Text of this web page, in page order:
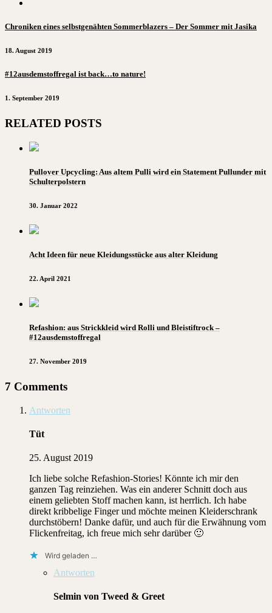
Chroniken eines selbstgenähten Sommerblazers – Der Sommer mit Jasika
18. August 2019
#12ausdemstoffregal ist back…to nature!
1. September 2019
RELATED POSTS
Pullover Upcycling: Aus altem Pulli wird ein Statement Pullunder mit
Schulterpolstern
30. Januar 2022
Acht Ideen für neue Kleidungsstücke aus alter Kleidung
22. April 2021
Refashion: aus Strickkleid wird Rolli und Bleistiftrock –
#12ausdemstoffregal
27. November 2019
7 Comments
Antworten
Tüt
25. August 2019
Ich liebe solche Refashion-Stories! Könnte ich mir den
ganzen Tag reinziehen. Was ein anderer Schnitt doch aus
einem geliebten Stoff machen kann, ist herrlich. Ich habe
direkt kribbelige Finger und möchte meinen Kleiderschrank
durchstöbern! Danke dafür, und auch für die Erwähnung vom
Flickenfreitag, ich freue mich sehr darüber 🙂
Wird geladen …
Antworten
Selmin von Tweed & Greet